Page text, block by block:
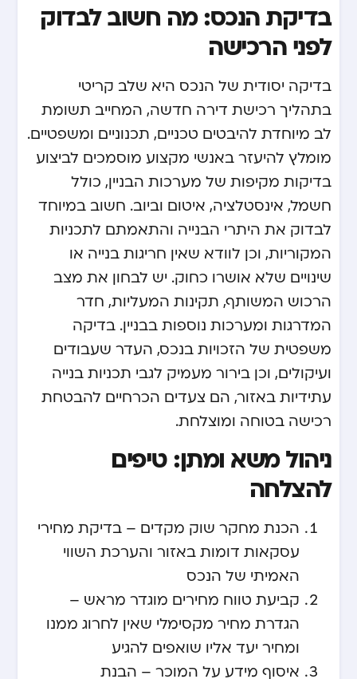
בדיקת הנכס: מה חשוב לבדוק
לפני הרכישה
בדיקה יסודית של הנכס היא שלב קריטי
בתהליך רכישת דירה חדשה, המחייב תשומת
לב מיוחדת להיבטים טכניים, תכנוניים ומשפטיים.
מומלץ להיעזר באנשי מקצוע מוסמכים לביצוע
בדיקות מקיפות של מערכות הבניין, כולל
חשמל, אינסטלציה, איטום וביוב. חשוב במיוחד
לבדוק את היתרי הבנייה והתאמתם לתכניות
המקוריות, וכן לוודא שאין חריגות בנייה או
שינויים שלא אושרו כחוק. יש לבחון את מצב
הרכוש המשותף, תקינות המעליות, חדר
המדרגות ומערכות נוספות בבניין. בדיקה
משפטית של הזכויות בנכס, העדר שעבודים
ועיקולים, וכן בירור מעמיק לגבי תכניות בנייה
עתידיות באזור, הם צעדים הכרחיים להבטחת
רכישה בטוחה ומוצלחת.
ניהול משא ומתן: טיפים
להצלחה
הכנת מחקר שוק מקדים – בדיקת מחירי
עסקאות דומות באזור והערכת השווי
האמיתי של הנכס
קביעת טווח מחירים מוגדר מראש –
הגדרת מחיר מקסימלי שאין לחרוג ממנו
ומחיר יעד אליו שואפים להגיע
איסוף מידע על המוכר – הבנת